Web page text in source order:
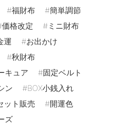
福財布
簡単調節
価格改定
ミニ財布
運
お出かけ
秋財布
キュア
固定ベルト
ン
BOX小銭入れ
ット販売
開運色
ズ